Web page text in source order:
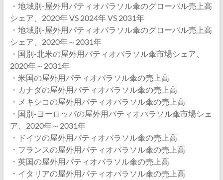
・地域別-屋外用パティオパラソル傘のグローバル売上高
シェア、2020年 VS 2024年 VS 2031年
・地域別-屋外用パティオパラソル傘のグローバル売上高
シェア、2020年～2031年
・国別-北米の屋外用パティオパラソル傘市場シェア、
2020年～2031年
・米国の屋外用パティオパラソル傘の売上高
・カナダの屋外用パティオパラソル傘の売上高
・メキシコの屋外用パティオパラソル傘の売上高
・国別-ヨーロッパの屋外用パティオパラソル傘市場シェ
ア、2020年～2031年
・ドイツの屋外用パティオパラソル傘の売上高
・フランスの屋外用パティオパラソル傘の売上高
・英国の屋外用パティオパラソル傘の売上高
・イタリアの屋外用パティオパラソル傘の売上高